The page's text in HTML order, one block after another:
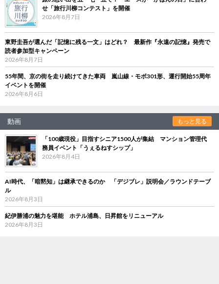
せ「旅行川柳コンテスト」を開催
2026年8月7日
東野圭吾が選んだ「記憶に残る一文」はどれ？ 最新作『永遠の記憶』発売で
読者参加型キャンペーン
2026年8月7日
55年間、京の街を走り続けてきた車両 嵐山線・モボ301形、運行開始55周年
イベントを開催
2026年8月6日
動画 もっと見る
「100歳現役」目指すシニア1500人が集結 マンション管理代
務員イベント「うぇるねすシップ」
2026年8月4日
AI時代、「暗黙知」は継承できるのか 「デジブレ」説明会／ラウンドテーブ
ル
2026年8月3日
紀伊勝浦の魅力を堪能 ホテル浦島、日昇館をリニューアル
2026年8月3日